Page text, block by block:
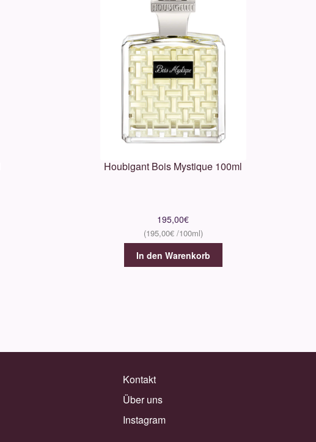
Houbigant Bois Mystique 100ml
195,00€
195,00€
In den Warenkorb
Kontakt
Über uns
Instagram